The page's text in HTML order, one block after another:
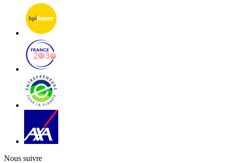
Nous suivre